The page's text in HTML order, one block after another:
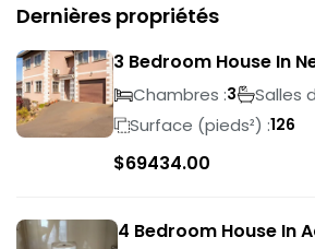
Dernières propriétés
3 Bedroom House In
Chambres :3 Salles
Surface (pieds²) :126
$69434.00
4 Bedroom House In